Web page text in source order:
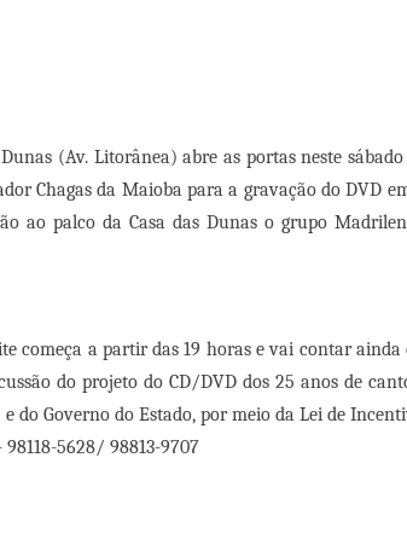
(Av. Litorânea) abre as portas neste
Chagas da Maioba para a gravação do DVD
ao palco da Casa das Dunas o grupo
começa a partir das 19 horas e vai contar
do projeto do CD/DVD dos 25 anos de
do Governo do Estado, por meio da Lei de
5628/ 98813-9707